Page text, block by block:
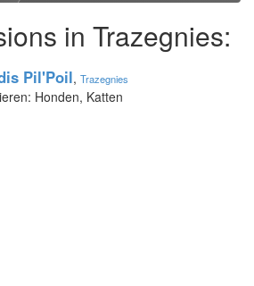
in Trazegnies:
Pil'Poil, Trazegnies
Honden, Katten